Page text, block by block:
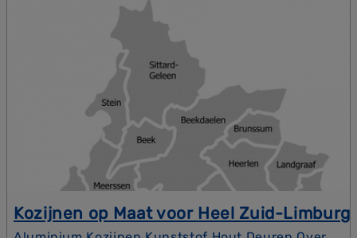
Kozijnen op Maat voor Heel Zuid-Limburg